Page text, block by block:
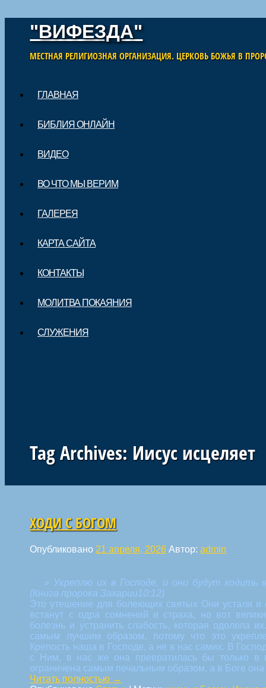
"ВИФЕЗДА"
МЕСТНАЯ РЕЛИГИОЗНАЯ ОРГАНИЗАЦИЯ. ЦЕРКОВЬ БОЖЬЯ В
Main menu
ГЛАВНАЯ
БИБЛИЯ ОНЛАЙН
ВИДЕО
ВО ЧТО МЫ ВЕРИМ
ГАЛЕРЕЯ
КАРТА САЙТА
КОНТАКТЫ
МОЛИТВА ПОКАЯНИЯ
СЛУЖЕНИЯ
Tag Archives: Иисус исцеляет
Навигация по статьям
ХОДИ С БОГОМ
Опубликовано 21 апреля, 2026 Автор:admin
» Укреплю их в Господе, и они будут ходить
(Книга пророка Захарии10:12)
Это утешение для болеющих святых Они устали и
встанут с одра сомнений и страха, но вот
болезнь и устранить слабость, которая одолела
самым лучшим образом, потому что это
Крепость наша в Господе, а не в нас самих. В
с Ним, в нас же она превратилась бы только в
ограничена самым печальным образом, а в Боге она
Читать полностью →